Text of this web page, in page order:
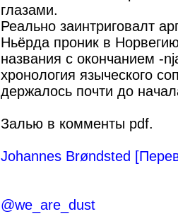
глазами.
Реально заинтриговалт
Ньёрда проник в
названия с окончанием
хронология языческого
держалось почти до
Залью в комменты pdf.
Johannes Brøndsted
@we_are_dust